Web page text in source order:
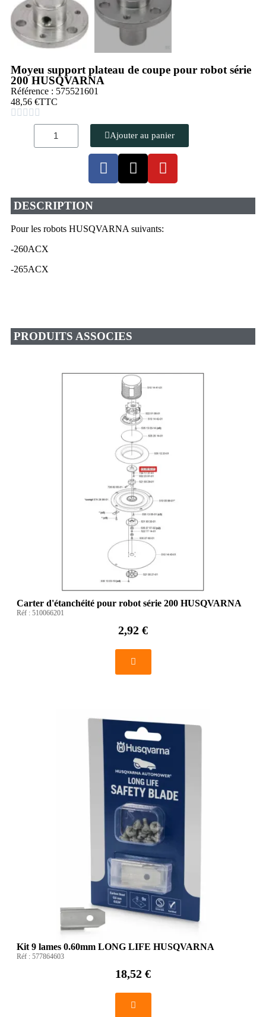
Moyeu support plateau de coupe pour robot série
200 HUSQVARNA
Référence : 575521601
48,56 €TTC
    
Ajouter au panier
DESCRIPTION
Pour les robots HUSQVARNA suivants:
-260ACX
-265ACX
PRODUITS ASSOCIES
Carter d'étanchéité pour robot série 200 HUSQVARNA
Réf : 510066201
2,92 €
Kit 9 lames 0.60mm LONG LIFE HUSQVARNA
Réf : 577864603
18,52 €